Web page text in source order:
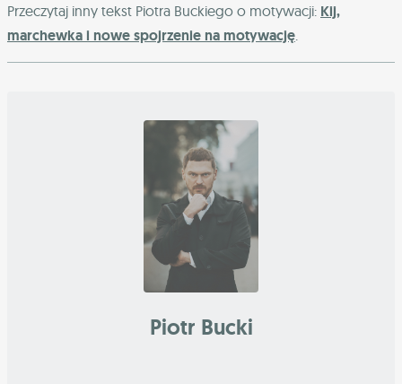
Przeczytaj inny tekst Piotra Buckiego o motywacji: Kij,
marchewka i nowe spojrzenie na motywację
Piotr Bucki